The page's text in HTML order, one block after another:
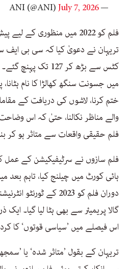
— ANI (@ANI)
July 7, 2026
فلم کو 2022 میں منظوری
کٹس سے بڑھ کر 127
میں جسونت سنگھ کھالڑا کا نام
ختم کرنا، لاشوں کی دریافت کے
والے مناظر نکالنا، حتیٰ کہ اس
فلم حقیقی واقعات سے متاثر ہو کر
فلم سازوں نے سرٹیفیکیشن کے عمل
ہائی کورٹ میں چیلنج کیا، تاہم بعد
دوران فلم کو 2023 کے
اس فیصلے میں ’سیاسی قوتوں‘ کا
تریہان کے بقول ’متاثر شدہ‘ یا